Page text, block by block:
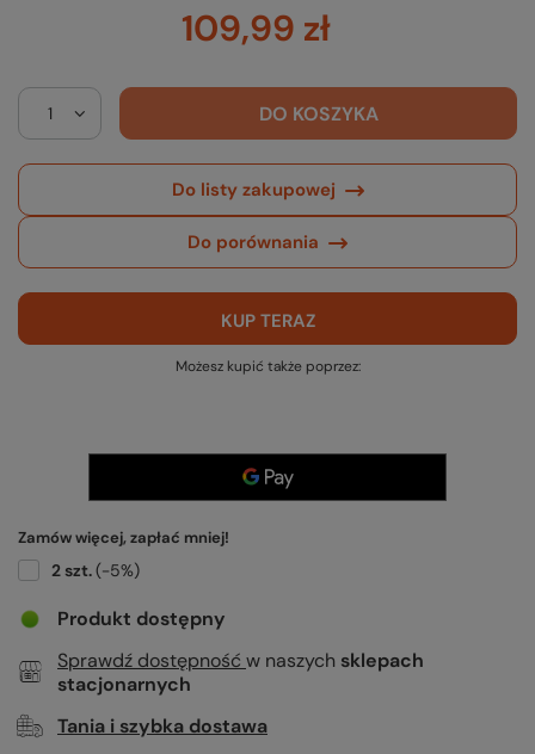
109,99 zł
DO KOSZYKA
Do listy zakupowej
Do porównania
KUP TERAZ
Możesz kupić także poprzez:
Zamów więcej, zapłać mniej!
2szt.(-5%)
Produkt dostępny
Sprawdź dostępność w naszych sklepach
stacjonarnych
Tania i szybka dostawa